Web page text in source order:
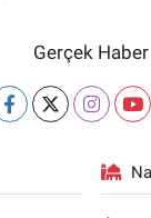
Gerçek Haber